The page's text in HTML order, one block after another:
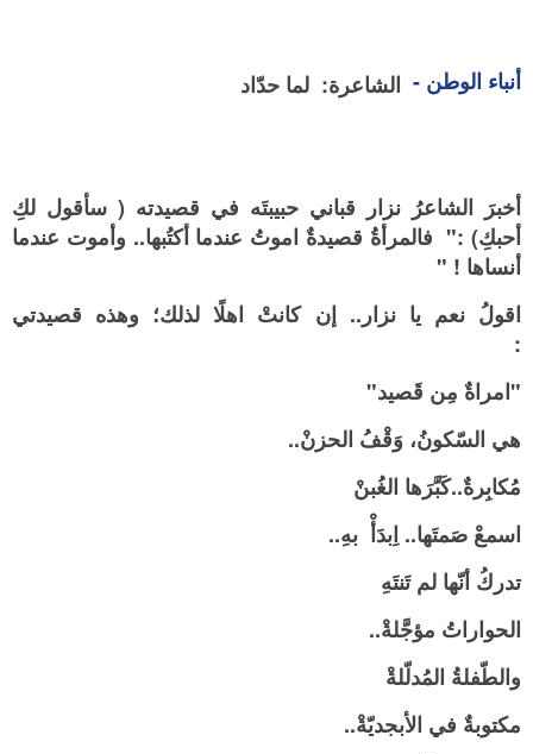
أنباء الوطن - الشاعرة: لما حدّاد
أخبرَ الشاعرُ نزار قباني حبيبتَه في قصيدته ( سأقول لكِ
أحبكِ) :" فالمرأةُ قصيدةٌ اموتُ عندما أكتُبها.. وأموت عندما
أنساها ! "
اقولُ نعم يا نزار.. إن كانتْ اهلًا لذلك؛ وهذه قصيدتي
:
"امراةٌ مِن قَصيد"
هي السّكونُ، وَقْفُ الحزنْ..
مُكابِرةٌ..كَبَّرَها الغُبنْ
اسمعْ صَمتَها.. اِبدَأْ بهِ..
تدركُ أنّها لم تَنتَهِ
الحواراتُ مؤجَّلةْ..
والطّفلةُ المُدلّلةْ
مكتوبةٌ في الأبجديّةْ..